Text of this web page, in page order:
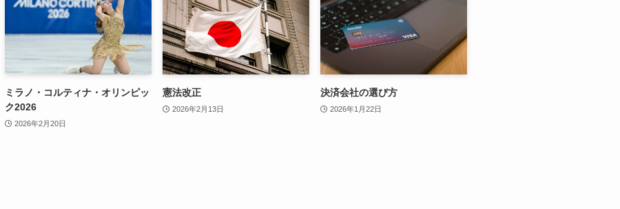
ミラノ・コルティナ・オリンピッ
ク2026
2026年2月20日
憲法改正
2026年2月13日
決済会社の選び方
2026年1月22日